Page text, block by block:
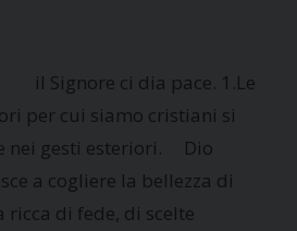
Signore ci dia pace. 1.Le
per cui siamo cristiani si
nei gesti esteriori. Dio
a cogliere la bellezza di
ricca di fede, di scelte